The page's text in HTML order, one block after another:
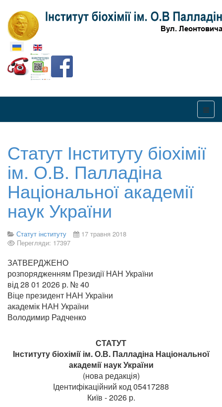
Оберіть свою мову
Статут Інституту біохімії
ім. О.В. Палладіна
Національної академії
наук України
Статут інституту
17 травня 2018
Перегляди: 17397
ЗАТВЕРДЖЕНО
розпорядженням Президії НАН України
від 28 01 2026 р. № 40
Віце президент НАН України
академік НАН України
Володимир Радченко
СТАТУТ
Інституту біохімії ім. О.В. Палладіна Національної
академії наук України
(нова редакція)
Ідентифікаційний код 05417288
Київ - 2026 р.